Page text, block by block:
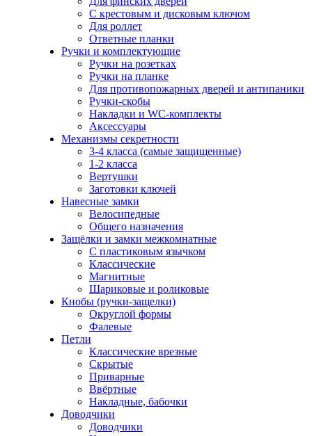
С крестовым и дисковым ключом
Для роллет
Ответные планки
Ручки и комплектующие
Ручки на розетках
Ручки на планке
Для противопожарных дверей и антипаники
Ручки-скобы
Накладки и WC-комплекты
Аксессуары
Механизмы секретности
3-4 класса (самые защищенные)
1-2 класса
Вертушки
Заготовки ключей
Навесные замки
Велосипедные
Общего назначения
Защёлки и замки межкомнатные
С пластиковым язычком
Классические
Магнитные
Шариковые и роликовые
Кнобы (ручки-защелки)
Округлой формы
Фалевые
Петли
Классические врезные
Скрытые
Приварные
Ввёртные
Накладные, бабочки
Доводчики
Доводчики